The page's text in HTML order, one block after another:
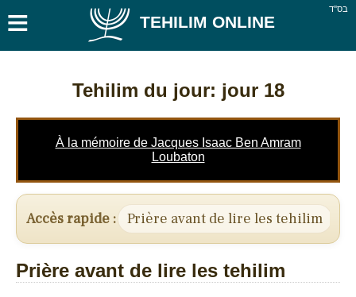
בס''ד ≡ TEHILIM ONLINE
Tehilim du jour: jour 18
À la mémoire de Jacques Isaac Ben Amram
Loubaton
Accès rapide : Prière avant de lire les tehilim
Prière avant de lire les tehilim